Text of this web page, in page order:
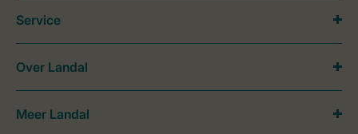
Service
Over Landal
Meer Landal